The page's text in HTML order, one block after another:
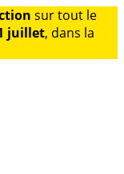
sur tout le
juillet, dans la